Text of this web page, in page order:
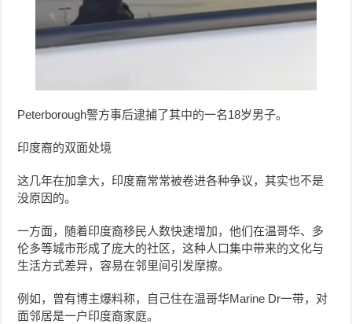
Peterborough警方事后逮捕了其中的一名18岁男子。
印度裔的双面处境
这几年在加拿大，印度裔常常被卷进各种争议，其实也不是
没原因的。
一方面，随着印度裔移民人数快速增加，他们在温哥华、多
伦多等城市形成了庞大的社区，这种人口集中带来的文化与
生活方式差异，容易在邻里间引发摩擦。
例如，曾有博主爆料称，自己住在温哥华Marine Dr一带，对
面邻居是一户印度裔家庭。